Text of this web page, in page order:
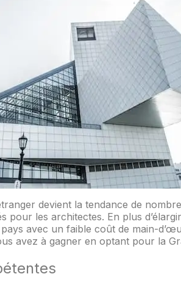
devient la tendance de
les architectes. En plus
avec un faible coût de main-
avez à gagner en optant pour la